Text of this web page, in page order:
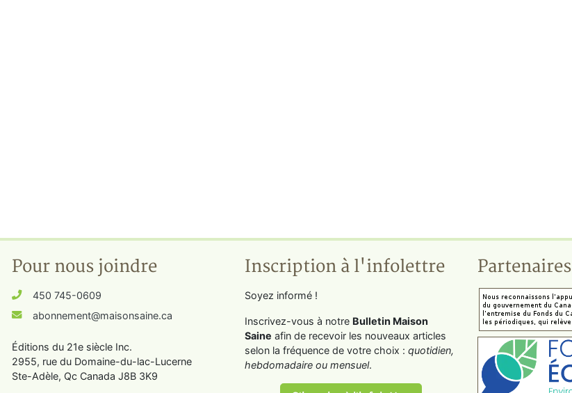
Pour nous joindre
450 745-0609
abonnement@maisonsaine.ca
Éditions du 21e siècle Inc.
2955, rue du Domaine-du-lac-Lucerne
Ste-Adèle, Qc Canada J8B 3K9
Inscription à l'infolettre
Soyez informé !
Inscrivez-vous à notre Bulletin Maison
Saine afin de recevoir les nouveaux articles
selon la fréquence de votre choix : quotidien,
hebdomadaire ou mensuel.
Partenaires